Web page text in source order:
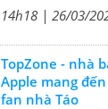
14h18 | 26/03/
TopZone - nhà
Apple mang
fan nhà Táo